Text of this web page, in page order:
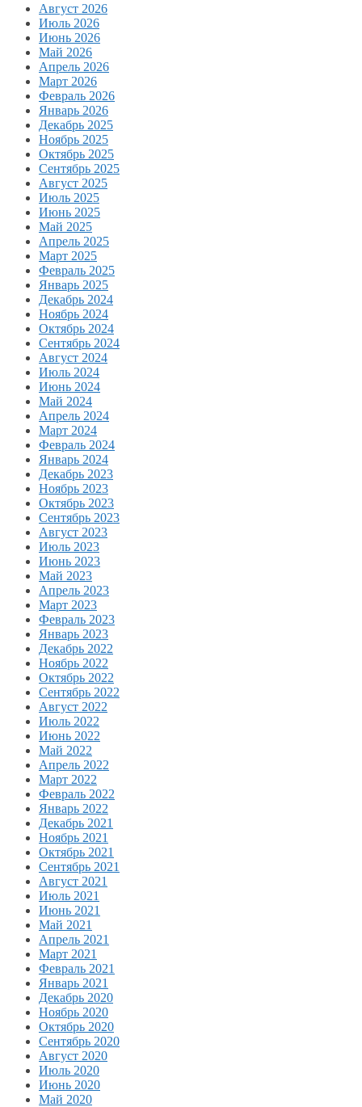
Август 2026
Июль 2026
Июнь 2026
Май 2026
Апрель 2026
Март 2026
Февраль 2026
Январь 2026
Декабрь 2025
Ноябрь 2025
Октябрь 2025
Сентябрь 2025
Август 2025
Июль 2025
Июнь 2025
Май 2025
Апрель 2025
Март 2025
Февраль 2025
Январь 2025
Декабрь 2024
Ноябрь 2024
Октябрь 2024
Сентябрь 2024
Август 2024
Июль 2024
Июнь 2024
Май 2024
Апрель 2024
Март 2024
Февраль 2024
Январь 2024
Декабрь 2023
Ноябрь 2023
Октябрь 2023
Сентябрь 2023
Август 2023
Июль 2023
Июнь 2023
Май 2023
Апрель 2023
Март 2023
Февраль 2023
Январь 2023
Декабрь 2022
Ноябрь 2022
Октябрь 2022
Сентябрь 2022
Август 2022
Июль 2022
Июнь 2022
Май 2022
Апрель 2022
Март 2022
Февраль 2022
Январь 2022
Декабрь 2021
Ноябрь 2021
Октябрь 2021
Сентябрь 2021
Август 2021
Июль 2021
Июнь 2021
Май 2021
Апрель 2021
Март 2021
Февраль 2021
Январь 2021
Декабрь 2020
Ноябрь 2020
Октябрь 2020
Сентябрь 2020
Август 2020
Июль 2020
Июнь 2020
Май 2020